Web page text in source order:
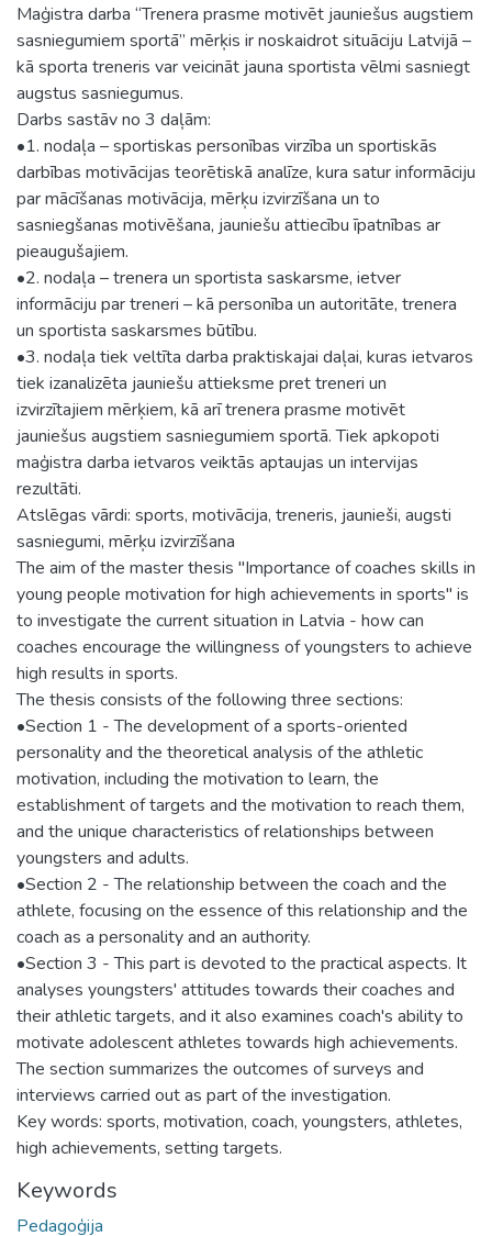
Maģistra darba “Trenera prasme motivēt jauniešus augstiem
sasniegumiem sportā” mērķis ir noskaidrot situāciju Latvijā –
kā sporta treneris var veicināt jauna sportista vēlmi sasniegt
augstus sasniegumus.
Darbs sastāv no 3 daļām:
•1. nodaļa – sportiskas personības virzība un sportiskās
darbības motivācijas teorētiskā analīze, kura satur informāciju
par mācīšanas motivācija, mērķu izvirzīšana un to
sasniegšanas motivēšana, jauniešu attiecību īpatnības ar
pieaugušajiem.
•2. nodaļa – trenera un sportista saskarsme, ietver
informāciju par treneri – kā personība un autoritāte, trenera
un sportista saskarsmes būtību.
•3. nodaļa tiek veltīta darba praktiskajai daļai, kuras ietvaros
tiek izanalizēta jauniešu attieksme pret treneri un
izvirzītajiem mērķiem, kā arī trenera prasme motivēt
jauniešus augstiem sasniegumiem sportā. Tiek apkopoti
maģistra darba ietvaros veiktās aptaujas un intervijas
rezultāti.
Atslēgas vārdi: sports, motivācija, treneris, jaunieši, augsti
sasniegumi, mērķu izvirzīšana
The aim of the master thesis "Importance of coaches skills in
young people motivation for high achievements in sports" is
to investigate the current situation in Latvia - how can
coaches encourage the willingness of youngsters to achieve
high results in sports.
The thesis consists of the following three sections:
•Section 1 - The development of a sports-oriented
personality and the theoretical analysis of the athletic
motivation, including the motivation to learn, the
establishment of targets and the motivation to reach them,
and the unique characteristics of relationships between
youngsters and adults.
•Section 2 - The relationship between the coach and the
athlete, focusing on the essence of this relationship and the
coach as a personality and an authority.
•Section 3 - This part is devoted to the practical aspects. It
analyses youngsters' attitudes towards their coaches and
their athletic targets, and it also examines coach's ability to
motivate adolescent athletes towards high achievements.
The section summarizes the outcomes of surveys and
interviews carried out as part of the investigation.
Key words: sports, motivation, coach, youngsters, athletes,
high achievements, setting targets.
Keywords
Pedagoģija